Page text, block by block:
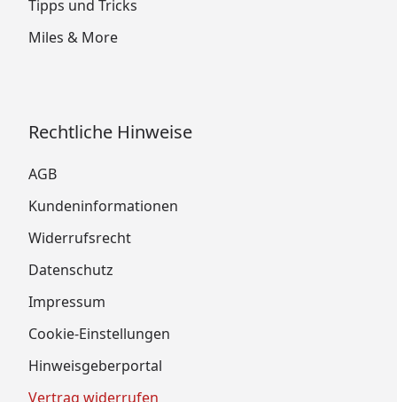
Tipps und Tricks
Miles & More
Rechtliche Hinweise
AGB
Kundeninformationen
Widerrufsrecht
Datenschutz
Impressum
Cookie-Einstellungen
Hinweisgeberportal
Vertrag widerrufen